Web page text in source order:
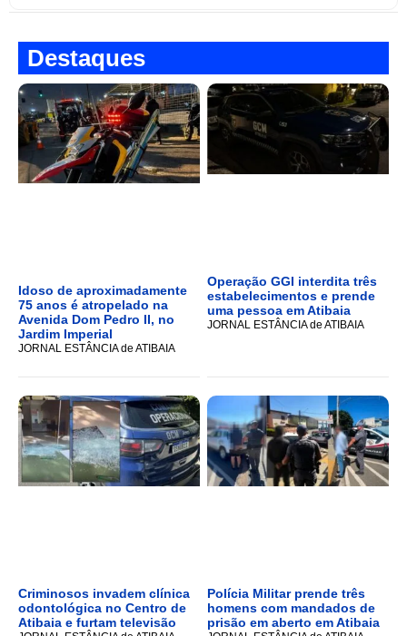
Destaques
Idoso de aproximadamente
75 anos é atropelado na
Avenida Dom Pedro II, no
Jardim Imperial
JORNAL ESTÂNCIA de ATIBAIA
Operação GGI interdita três
estabelecimentos e prende
uma pessoa em Atibaia
JORNAL ESTÂNCIA de ATIBAIA
Criminosos invadem clínica
odontológica no Centro de
Atibaia e furtam televisão
Polícia Militar prende três
homens com mandados de
prisão em aberto em Atibaia